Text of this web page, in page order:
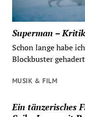
Superman – Kritik
Schon lange habe
Blockbuster
MUSIK & FILM
Ein tänzerisches